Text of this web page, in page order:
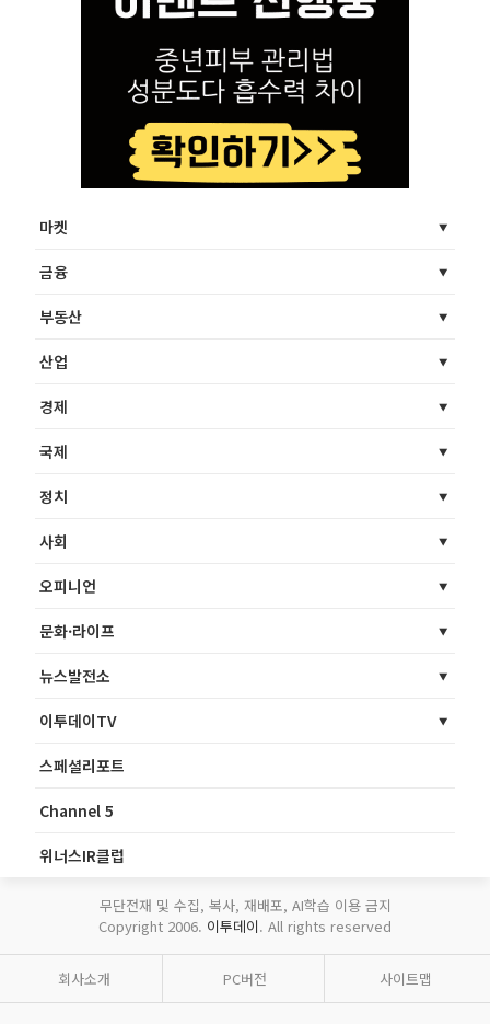
마켓
금융
부동산
산업
경제
국제
정치
사회
오피니언
문화·라이프
뉴스발전소
이투데이TV
스페셜리포트
Channel 5
위너스IR클럽
무단전재 및 수집, 복사, 재배포, AI학습 이용 금지
Copyright 2006. 이투데이. All rights reserved
회사소개 PC버전 사이트맵